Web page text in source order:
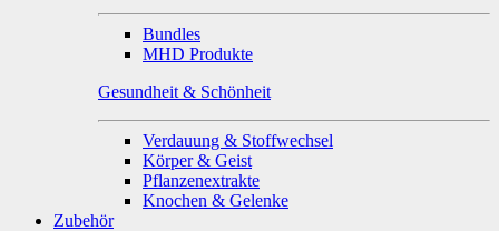
Bundles
MHD Produkte
Gesundheit & Schönheit
Verdauung & Stoffwechsel
Körper & Geist
Pflanzenextrakte
Knochen & Gelenke
Zubehör